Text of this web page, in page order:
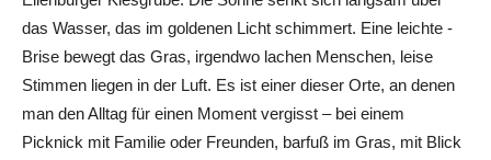
das Wasser, das im goldenen Licht schimmert. Eine leichte ­
Brise bewegt das Gras, irgendwo lachen Menschen, leise
Stimmen liegen in der Luft. Es ist einer dieser Orte, an denen
man den Alltag für einen Moment vergisst – bei einem
Picknick mit Familie oder Freunden, barfuß im Gras, mit Blick